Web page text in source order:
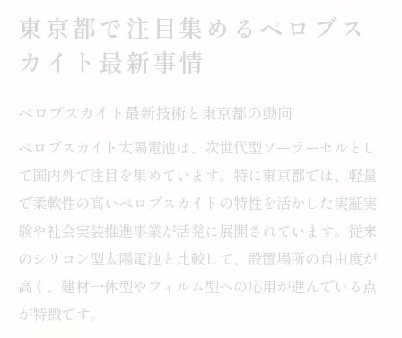
例
ペロブスカイト特性が切り拓く東京の未来
ペロブスカイト特性が描く東京都の将来像
東京都におけるペロブスカイト活用の可能
次世代型ソーラーセルで変わる東京の社会
ペロブスカイト特性がもたらす産業変革
ペロブスカイト導入で東京都が目指す未来
導入を進めるなら知っておきたいペロブスカイ
トの実力
ペロブスカイト導入前に知るべき特性とは
東京都で注目集めるペロブス
カイト最新事情
ペロブスカイト最新技術と東京都の動向
ペロブスカイト太陽電池は、次世代型ソーラーセルとし
て国内外で注目を集めています。特に東京都では、軽量
で柔軟性の高いペロブスカイトの特性を活かした実証実
験や社会実装推進事業が活発に展開されています。従来
のシリコン型太陽電池と比較して、設置場所の自由度が
高く、建材一体型やフィルム型への応用が進んでいる点
が特徴です。